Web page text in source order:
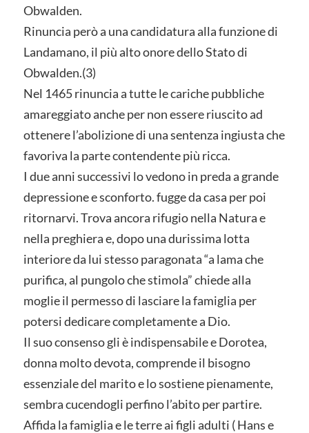
Obwalden.
Rinuncia però a una candidatura alla funzione di
Landamano, il più alto onore dello Stato di
Obwalden.(3)
Nel 1465 rinuncia a tutte le cariche pubbliche
amareggiato anche per non essere riuscito ad
ottenere l’abolizione di una sentenza ingiusta che
favoriva la parte contendente più ricca.
I due anni successivi lo vedono in preda a grande
depressione e sconforto. fugge da casa per poi
ritornarvi. Trova ancora rifugio nella Natura e
nella preghiera e, dopo una durissima lotta
interiore da lui stesso paragonata “a lama che
purifica, al pungolo che stimola” chiede alla
moglie il permesso di lasciare la famiglia per
potersi dedicare completamente a Dio.
Il suo consenso gli è indispensabile e Dorotea,
donna molto devota, comprende il bisogno
essenziale del marito e lo sostiene pienamente,
sembra cucendogli perfino l’abito per partire.
Affida la famiglia e le terre ai figli adulti ( Hans e